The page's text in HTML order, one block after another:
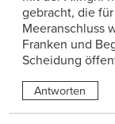
gebracht, die
Meeranschluss
Franken und
Scheidung
Antworten